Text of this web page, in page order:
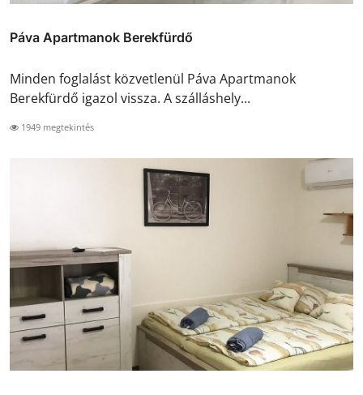
Páva Apartmanok Berekfürdő
Minden foglalást közvetlenül Páva Apartmanok
Berekfürdő igazol vissza. A szálláshely...
1949 megtekintés